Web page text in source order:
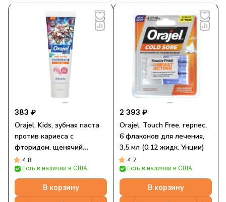
383 ₽
Orajel, Kids, зубная паста
против кариеса с
фторидом, щенячий
патруль, для детей 2–10
лет, натуральный
фруктовый вкус, 119 г (4,2
унции)
4.8
Есть в наличии в США
В корзину
2 393 ₽
Orajel, Touch Free, герпес,
6 флаконов для лечения,
3,5 мл (0,12 жидк. Унции)
4.7
Есть в наличии в США
В корзину